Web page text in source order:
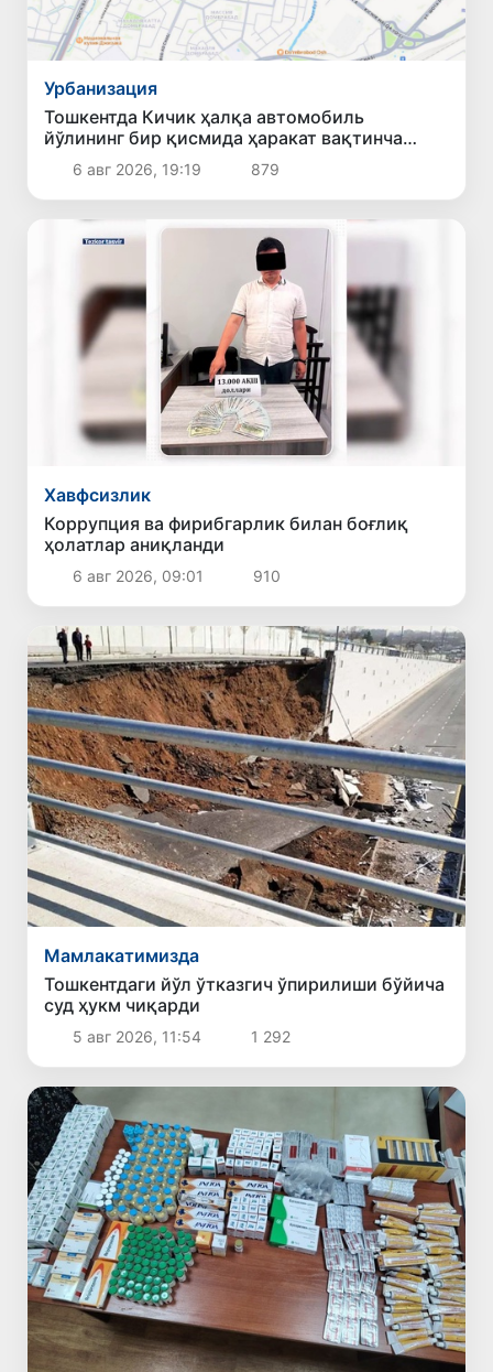
Урбанизация
Тошкентда Кичик ҳалқа автомобиль
йўлининг бир қисмида ҳаракат вақтинча
чекланади
6 авг 2026, 19:19 879
Хавфсизлик
Коррупция ва фирибгарлик билан боғлиқ
ҳолатлар аниқланди
6 авг 2026, 09:01 910
Мамлакатимизда
Тошкентдаги йўл ўтказгич ўпирилиши бўйича
суд ҳукм чиқарди
5 авг 2026, 11:54 1 292